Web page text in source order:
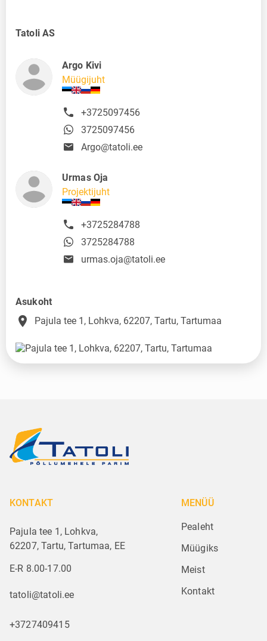
Tatoli AS
Argo Kivi
Müügijuht
+3725097456
3725097456
Argo@tatoli.ee
Urmas Oja
Projektijuht
+3725284788
3725284788
urmas.oja@tatoli.ee
Asukoht
place Pajula tee 1, Lohkva, 62207, Tartu, Tartumaa
KONTAKT
Pajula tee 1, Lohkva,
62207, Tartu, Tartumaa, EE
E-R 8.00-17.00
tatoli@tatoli.ee
+3727409415
MENÜÜ
Pealeht
Müügiks
Meist
Kontakt